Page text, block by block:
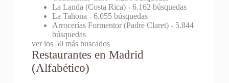
La Landa (Costa Rica)- 6.162 búsquedas
La Tahona - 6.055 búsquedas
Arrocerías Formentor (Padre Claret)- 5.844
búsquedas
ver los 50 más buscados
Restaurantes en Madrid
(Alfabético)